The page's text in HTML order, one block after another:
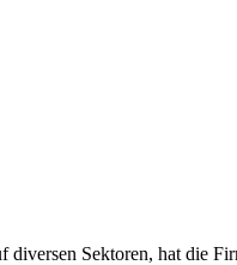
Sektoren, hat die